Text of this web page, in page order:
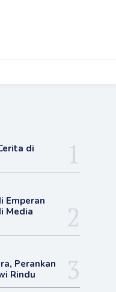
di
Emperan
Media
Perankan
Rindu